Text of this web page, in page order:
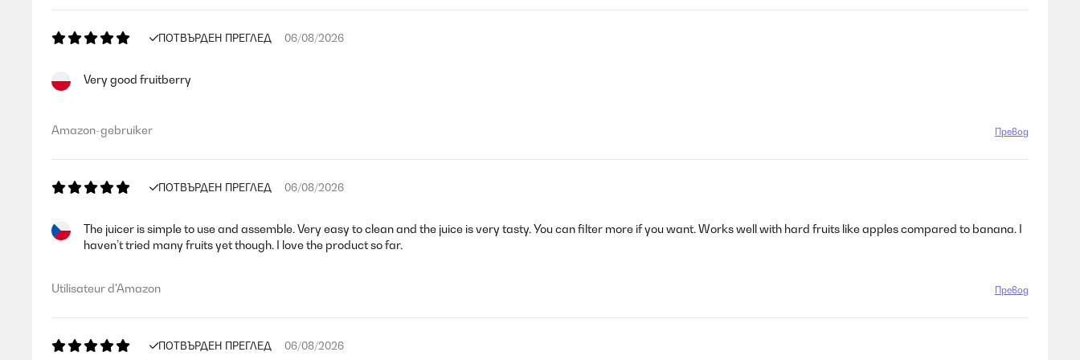
ПОТВЪРДЕН ПРЕГЛЕД 06/08/2026
Very good fruitberry
Amazon-gebruiker Превод
ПОТВЪРДЕН ПРЕГЛЕД 06/08/2026
The juicer is simple to use and assemble. Very easy to clean and the juice is very tasty. You can filter more if you want. Works well with hard fruits like apples compared to banana. I
haven’t tried many fruits yet though. I love the product so far.
Utilisateur d'Amazon Превод
ПОТВЪРДЕН ПРЕГЛЕД 06/08/2026